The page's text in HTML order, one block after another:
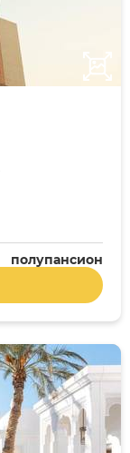
полупансион